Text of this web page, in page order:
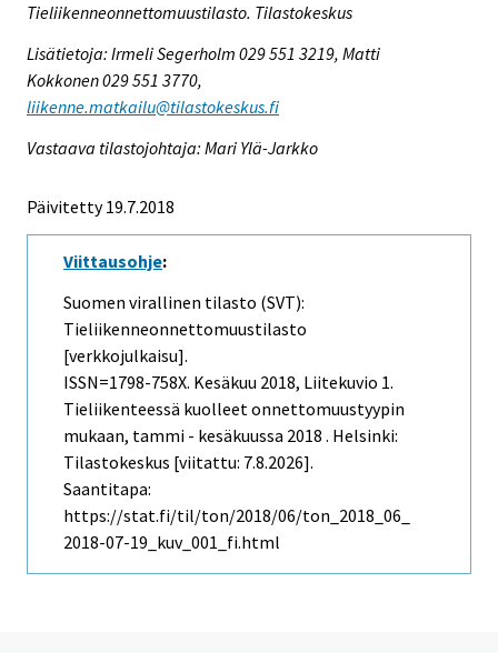
Tieliikenneonnettomuustilasto. Tilastokeskus
Lisätietoja: Irmeli Segerholm 029 551 3219, Matti
Kokkonen 029 551 3770,
liikenne.matkailu@tilastokeskus.fi
Vastaava tilastojohtaja: Mari Ylä-Jarkko
Päivitetty 19.7.2018
Viittausohje:
Suomen virallinen tilasto (SVT):
Tieliikenneonnettomuustilasto
[verkkojulkaisu].
ISSN=1798-758X. Kesäkuu 2018, Liitekuvio 1.
Tieliikenteessä kuolleet onnettomuustyypin
mukaan, tammi - kesäkuussa 2018 . Helsinki:
Tilastokeskus [viitattu: 7.8.2026].
Saantitapa:
https://stat.fi/til/ton/2018/06/ton_2018_06_
2018-07-19_kuv_001_fi.html